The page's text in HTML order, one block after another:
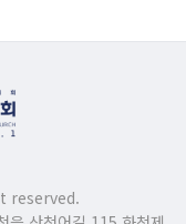
reserved.